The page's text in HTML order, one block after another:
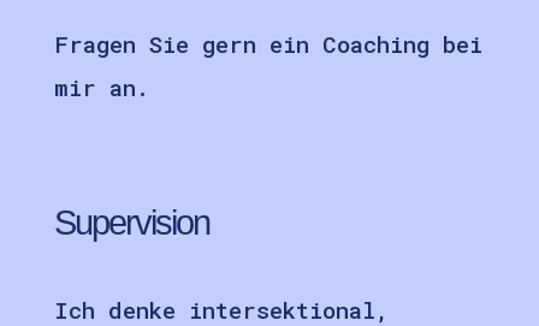
Fragen Sie gern ein Coaching bei
mir an.
Supervision
Ich denke intersektional,